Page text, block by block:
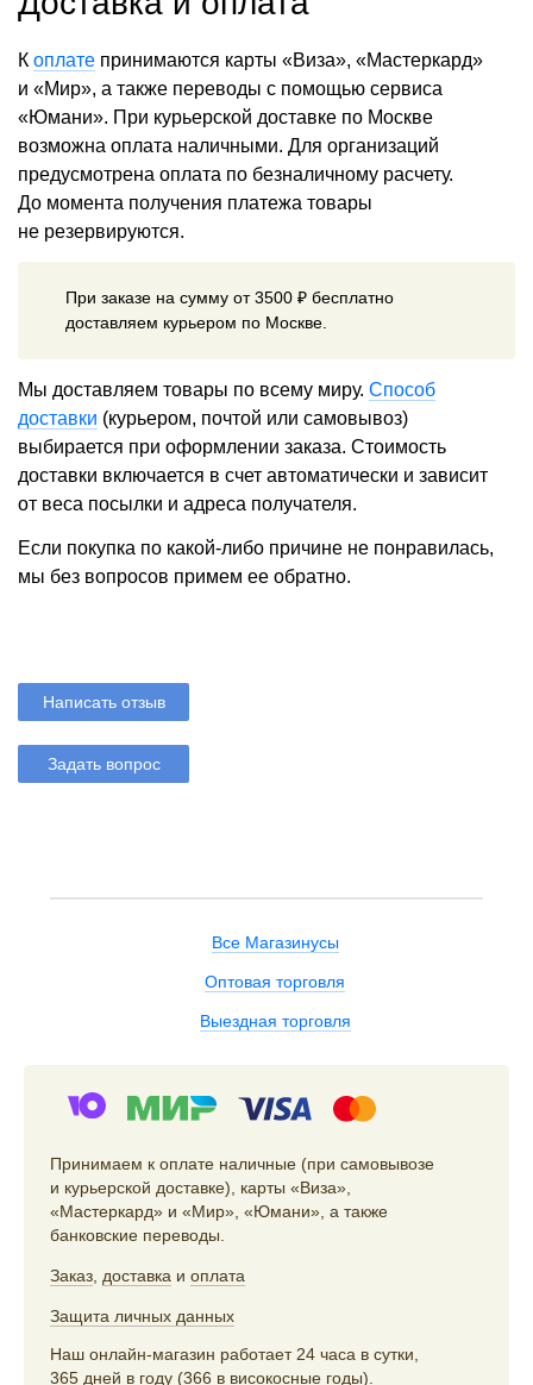
К оплате принимаются карты «Виза», «Мастеркард»
и «Мир», а также переводы с помощью сервиса
«Юмани». При курьерской доставке по Москве
возможна оплата наличными. Для организаций
предусмотрена оплата по безналичному расчету.
До момента получения платежа товары
не резервируются.
При заказе на сумму от 3500 ₽ бесплатно
доставляем курьером по Москве.
Мы доставляем товары по всему миру. Способ
доставки (курьером, почтой или самовывоз)
выбирается при оформлении заказа. Стоимость
доставки включается в счет автоматически и зависит
от веса посылки и адреса получателя.
Если покупка по какой-либо причине не понравилась,
мы без вопросов примем ее обратно.
Написать отзыв
Задать вопрос
Все Магазинусы
Оптовая торговля
Выездная торговля
Принимаем к оплате наличные (при самовывозе
и курьерской доставке), карты «Виза»,
«Мастеркард» и «Мир», «Юмани», а также
банковские переводы.
Заказ, доставка и оплата
Защита личных данных
Наш онлайн-магазин работает 24 часа в сутки,
365 дней в году (366 в високосные годы).